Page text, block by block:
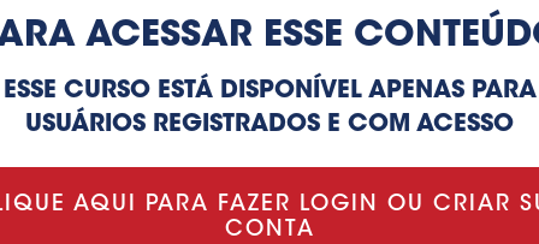
ACESSAR ESSE
ESSE CURSO ESTÁ DISPONÍVEL APENAS PARA
USUÁRIOS REGISTRADOS E COM ACESSO
AQUI PARA FAZER LOGIN OU CRIAR
CONTA